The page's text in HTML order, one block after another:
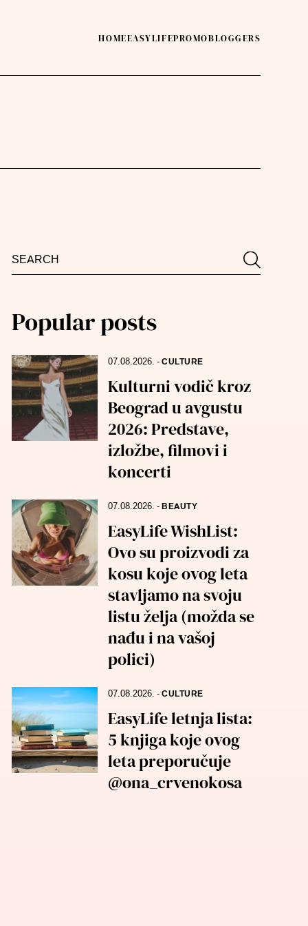
HOMEEASYLIFEPROMOBLOGGERS
Search
Search
Popular posts
07.08.2026.-CULTURE
Kulturni vodič kroz
Beograd u avgustu
2026: Predstave,
izložbe, filmovi i
koncerti
07.08.2026.-BEAUTY
EasyLife WishList:
Ovo su proizvodi za
kosu koje ovog leta
stavljamo na svoju
listu želja (možda se
nađu i na vašoj
polici)
07.08.2026.-CULTURE
EasyLife letnja lista:
5 knjiga koje ovog
leta preporučuje
@ona_crvenokosa